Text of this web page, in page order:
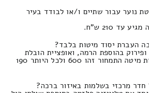
נוער עבור שתיים ו/או לבודד בעיר
העברת יסוד מיטות בלבד?
בהוספת הרמה, ואופציית הובלת
קופסה מקרטון ציפיות מיטה התמחור זהו 600 ולכל היותר 190
מרכזי בשלמות באיזור ברכה?